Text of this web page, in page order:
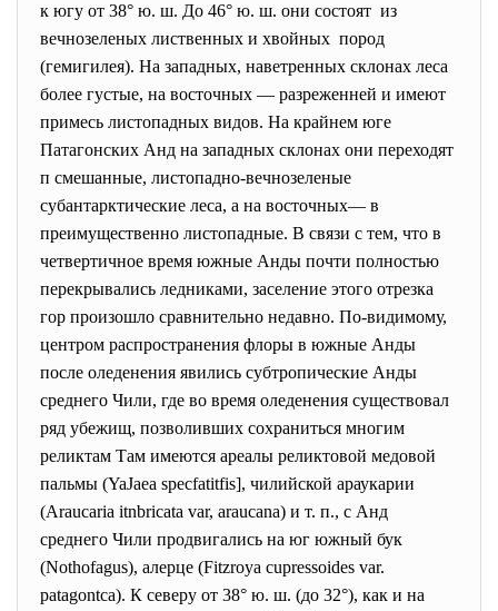
к югу от 38° ю. ш. До 46° ю. ш. они состоят из
вечнозеленых лиственных и хвойных пород
(гемигилея). На западных, наветренных склонах леса
более густые, на восточных — разреженней и имеют
примесь листопадных видов. На крайнем юге
Патагонских Анд на западных склонах они переходят
п смешанные, листопадно-вечнозеленые
субантарктические леса, а на восточных— в
преимущественно листопадные. В связи с тем, что в
четвертичное время южные Анды почти полностью
перекрывались ледниками, заселение этого отрезка
гор произошло сравнительно недавно. По-видимому,
центром распространения флоры в южные Анды
после оледенения явились субтропические Анды
среднего Чили, где во время оледенения существовал
ряд убежищ, позволивших сохраниться многим
реликтам Там имеются ареалы реликтовой медовой
пальмы (YaJaea specfatitfis], чилийской араукарии
(Araucaria itnbricata var, araucana) и т. п., с Анд
среднего Чили продвигались на юг южный бук
(Nothofagus), алерце (Fitzroya cupressoides var.
patagontca). К северу от 38° ю. ш. (до 32°), как и на